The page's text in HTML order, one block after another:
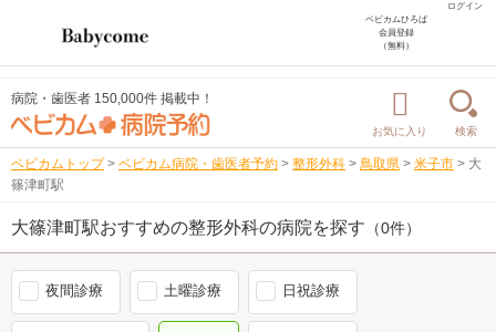
ログイン
ベビカムひろば
会員登録
（無料）
病院・歯医者 150,000件 掲載中！
お気に入り 検索
ベビカムトップ > ベビカム病院・歯医者予約 > 整形外科 > 鳥取県 > 米子市 > 大
篠津町駅
大篠津町駅おすすめの整形外科の病院を探す （0件）
夜間診療 土曜診療 日祝診療